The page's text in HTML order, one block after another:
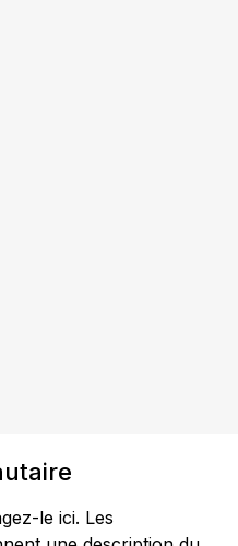
le ici. Les